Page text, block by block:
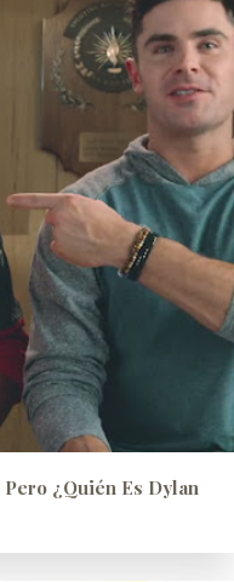
Pero ¿quién Es Dylan